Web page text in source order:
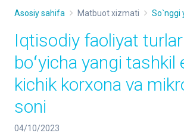
Asosiy sahifa Matbuot xizmati So`nggi
Iqtisodiy faoliyat
boʻyicha yangi tashkil
kichik korxona va
soni
04/10/2023